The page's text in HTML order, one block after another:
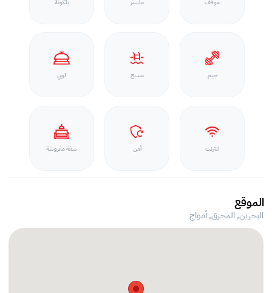
موقف ماستر بلكونة
جيم مسبح لوبي
انترنت أمن شقة مفروشة
الموقع
البحرين, المحرق,أمواج